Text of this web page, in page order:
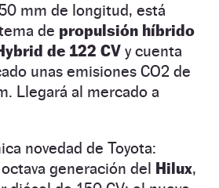
mm de longitud, está
de propulsión híbrido
de 122 CV y cuenta
unas emisiones CO2 de
Llegará al mercado a
novedad de Toyota:
generación del Hilux,